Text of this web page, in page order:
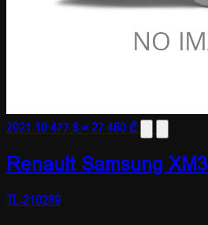
2021 10 477 $≈ 27 460 ₾
Renault Samsung XM3
TL-210289